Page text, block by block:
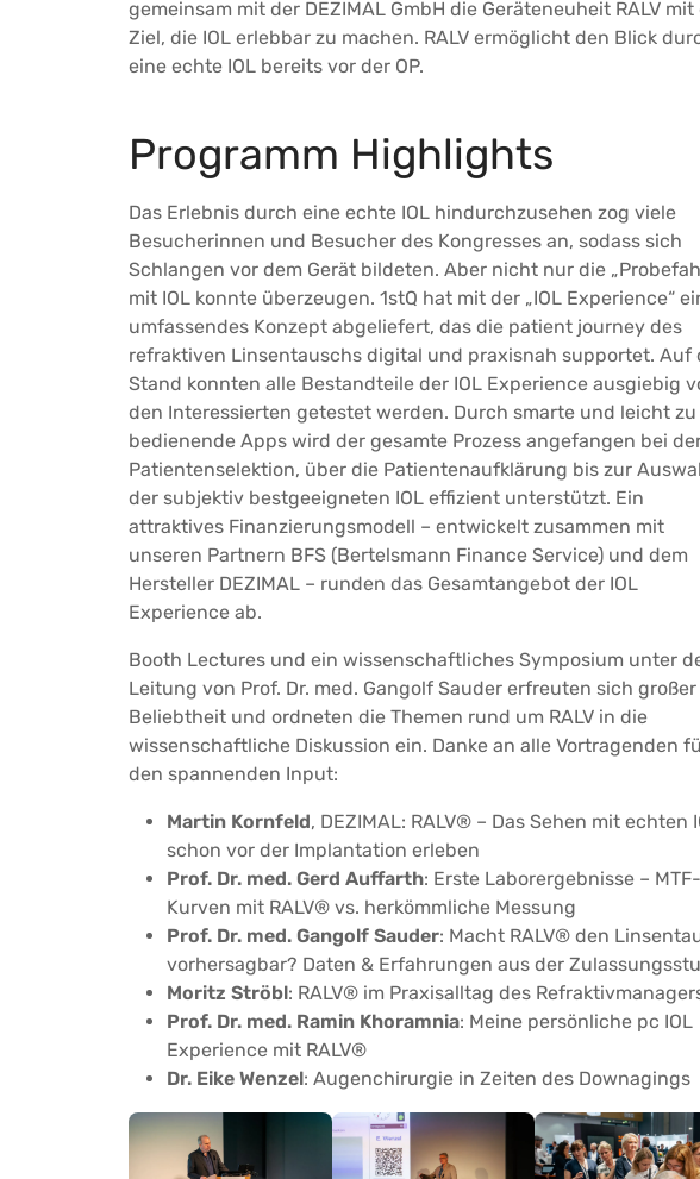
gemeinsam mit der DEZIMAL GmbH die Geräteneuheit RALV mit
Ziel, die IOL erlebbar zu machen. RALV ermöglicht den Blick
eine echte IOL bereits vor der OP.
Programm Highlights
Das Erlebnis durch eine echte IOL hindurchzusehen zog viele
Besucherinnen und Besucher des Kongresses an, sodass sich
Schlangen vor dem Gerät bildeten. Aber nicht nur die
mit IOL konnte überzeugen. 1stQ hat mit der „IOL Experience“
umfassendes Konzept abgeliefert, das die patient journey des
refraktiven Linsentauschs digital und praxisnah supportet. Auf
Stand konnten alle Bestandteile der IOL Experience ausgiebig
den Interessierten getestet werden. Durch smarte und leicht zu
bedienende Apps wird der gesamte Prozess angefangen bei
Patientenselektion, über die Patientenaufklärung bis zur
der subjektiv bestgeeigneten IOL effizient unterstützt. Ein
attraktives Finanzierungsmodell – entwickelt zusammen mit
unseren Partnern BFS (Bertelsmann Finance Service) und dem
Hersteller DEZIMAL – runden das Gesamtangebot der IOL
Experience ab.
Booth Lectures und ein wissenschaftliches Symposium unter
Leitung von Prof. Dr. med. Gangolf Sauder erfreuten sich großer
Beliebtheit und ordneten die Themen rund um RALV in die
wissenschaftliche Diskussion ein. Danke an alle Vortragenden
den spannenden Input:
Martin Kornfeld, DEZIMAL: RALV® – Das Sehen mit echten
schon vor der Implantation erleben
Prof. Dr. med. Gerd Auffarth: Erste Laborergebnisse – MTF-
Kurven mit RALV® vs. herkömmliche Messung
Prof. Dr. med. Gangolf Sauder: Macht RALV® den
vorhersagbar? Daten & Erfahrungen aus der
Moritz Ströbl: RALV® im Praxisalltag des
Prof. Dr. med. Ramin Khoramnia: Meine persönliche pc IOL
Experience mit RALV®
Dr. Eike Wenzel: Augenchirurgie in Zeiten des Downagings